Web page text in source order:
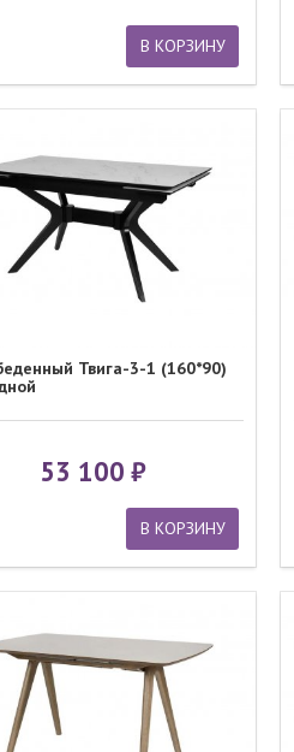
В КОРЗИНУ
Твига-3-1 (160*90)
53 100
В КОРЗИНУ